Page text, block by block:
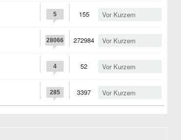
Vor Kurzem
155
5
Vor Kurzem
272984
28066
Vor Kurzem
52
4
Vor Kurzem
3397
285